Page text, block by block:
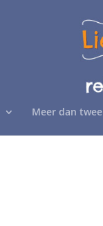
Meer dan twee